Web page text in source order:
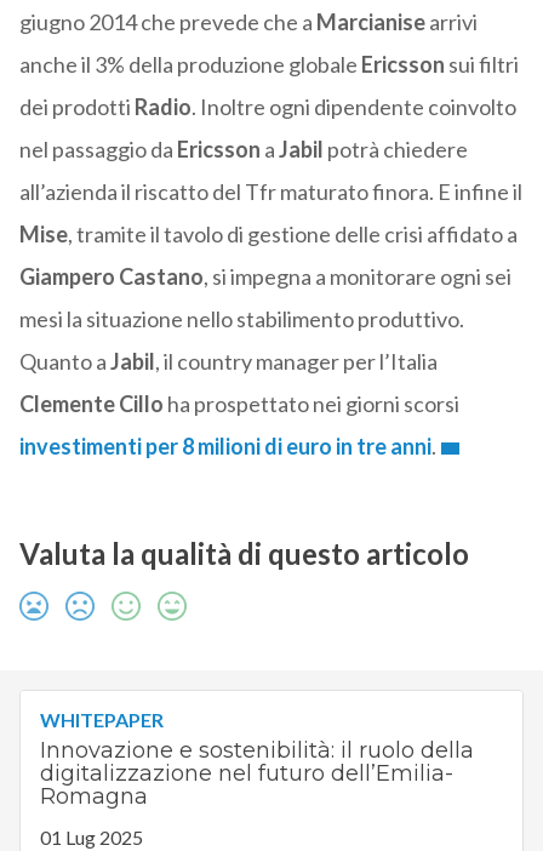
giugno 2014 che prevede che a Marcianisearrivi
anche il 3% della produzione globale Ericsson sui filtri
dei prodotti Radio. Inoltre ogni dipendente coinvolto
nel passaggio da Ericsson aJabil potrà chiedere
all’azienda il riscatto del Tfr maturato finora. E infine il
Mise, tramite il tavolo di gestione delle crisi affidato a
Giampero Castano, si impegna a monitorare ogni sei
mesi la situazione nello stabilimento produttivo.
Quanto aJabil, il country manager per l’Italia
Clemente Cillo ha prospettato nei giorni scorsi
investimenti per 8 milioni di euro in tre anni.
Valuta la qualità di questo articolo
WHITEPAPER
Innovazione e sostenibilità: il ruolo della
digitalizzazione nel futuro dell’Emilia-
Romagna
01 Lug 2025